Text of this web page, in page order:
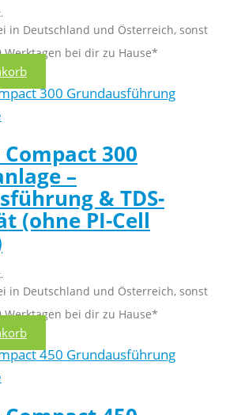
in Deutschland und Österreich, sonst
Werktagen bei dir zu Hause*
300
–
& TDS-
(ohne PI-Cell
in Deutschland und Österreich, sonst
Werktagen bei dir zu Hause*